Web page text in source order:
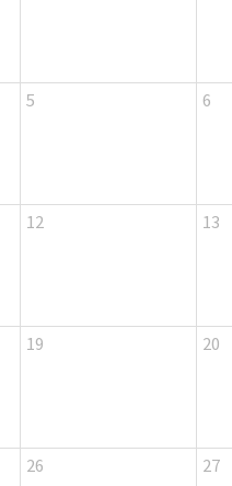
5 6
12 13
19 20
26 27